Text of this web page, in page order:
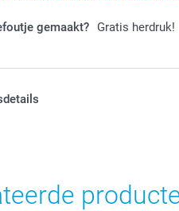
gemaakt? Gratis herdruk!